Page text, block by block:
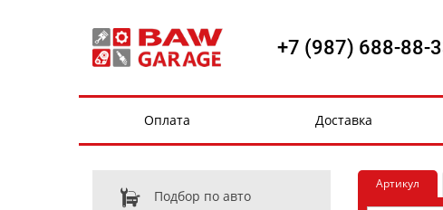
+7 (987) 688-88-
Оплата Доставка
Подбор по авто
Артикул